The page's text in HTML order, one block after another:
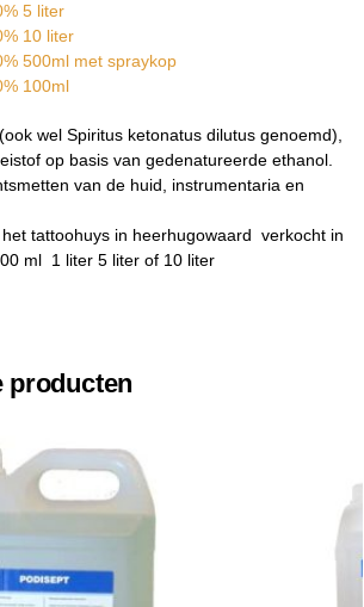
5 liter
10 liter
500ml met spraykop
100ml
wel Spiritus ketonatus dilutus genoemd),
op basis van gedenatureerde ethanol.
van de huid, instrumentaria en
tattoohuys in heerhugowaard verkocht in
ml 1 liter 5 liter of 10 liter
producten